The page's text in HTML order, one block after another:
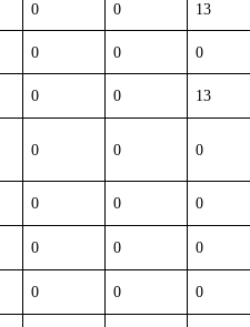
0 0 13
0 0 0
0 0 13
0 0 0
0 0 0
0 0 0
0 0 0